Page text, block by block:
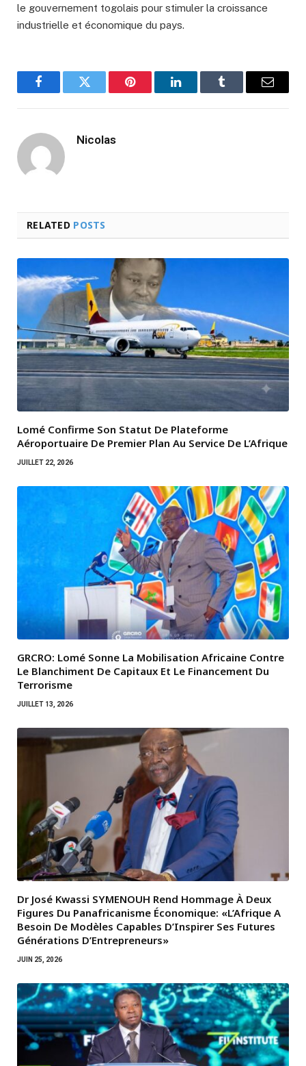
le gouvernement togolais pour stimuler la croissance
industrielle et économique du pays.
FacebookTwitter Pinterest LinkedInTumblr Email
Nicolas
RELATED POSTS
Lomé Confirme Son Statut De Plateforme
Aéroportuaire De Premier Plan Au Service De L’Afrique
JUILLET 22, 2026
GRCRO: Lomé Sonne La Mobilisation Africaine Contre
Le Blanchiment De Capitaux Et Le Financement Du
Terrorisme
JUILLET 13, 2026
Dr José Kwassi SYMENOUH Rend Hommage À Deux
Figures Du Panafricanisme Économique: «L’Afrique A
Besoin De Modèles Capables D’Inspirer Ses Futures
Générations D’Entrepreneurs»
JUIN 25, 2026